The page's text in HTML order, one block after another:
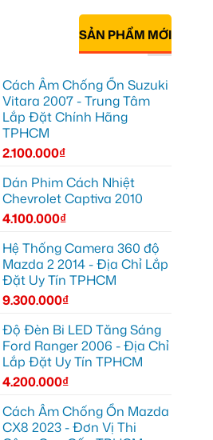
SẢN PHẨM MỚI
Cách Âm Chống Ồn Suzuki
Vitara 2007 - Trung Tâm
Lắp Đặt Chính Hãng
TPHCM
2.100.000₫
Dán Phim Cách Nhiệt
Chevrolet Captiva 2010
4.100.000₫
Hệ Thống Camera 360 độ
Mazda 2 2014 - Địa Chỉ Lắp
Đặt Uy Tín TPHCM
9.300.000₫
Độ Đèn Bi LED Tăng Sáng
Ford Ranger 2006 - Địa Chỉ
Lắp Đặt Uy Tín TPHCM
4.200.000₫
Cách Âm Chống Ồn Mazda
CX8 2023 - Đơn Vị Thi